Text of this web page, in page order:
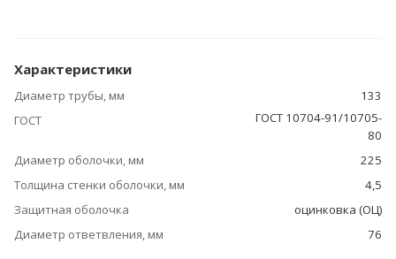
Характеристики
Диаметр трубы, мм
133
ГОСТ
ГОСТ 10704-91/10705-
80
Диаметр оболочки, мм
225
Толщина стенки оболочки, мм
4,5
Защитная оболочка
оцинковка (ОЦ)
Диаметр ответвления, мм
76